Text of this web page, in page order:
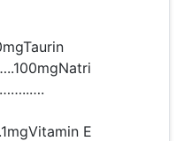
Taurin
Natri
Vitamin E